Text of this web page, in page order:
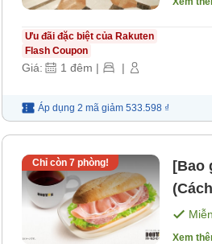
Ưu đãi đặc biệt của Rakuten
Flash Coupon
Giá: 1 đêm | |
Áp dụng 2 mã giảm 533.598 ₫
Chỉ còn 7phòng!
[Bao
[Bữa
Xem